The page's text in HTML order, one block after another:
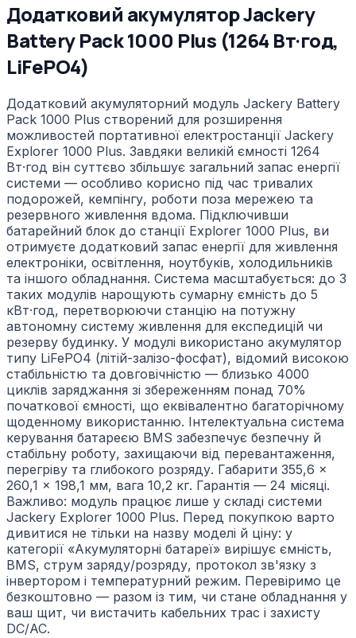
Додатковий акумулятор Jackery
Battery Pack 1000 Plus (1264 Вт·год,
LiFePO4)
Додатковий акумуляторний модуль Jackery Battery
Pack 1000 Plus створений для розширення
можливостей портативної електростанції Jackery
Explorer 1000 Plus. Завдяки великій ємності 1264
Вт·год він суттєво збільшує загальний запас енергії
системи — особливо корисно під час тривалих
подорожей, кемпінгу, роботи поза мережею та
резервного живлення вдома. Підключивши
батарейний блок до станції Explorer 1000 Plus, ви
отримуєте додатковий запас енергії для живлення
електроніки, освітлення, ноутбуків, холодильників
та іншого обладнання. Система масштабується: до 3
таких модулів нарощують сумарну ємність до 5
кВт·год, перетворюючи станцію на потужну
автономну систему живлення для експедицій чи
резерву будинку. У модулі використано акумулятор
типу LiFePO4 (літій-залізо-фосфат), відомий високою
стабільністю та довговічністю — близько 4000
циклів заряджання зі збереженням понад 70%
початкової ємності, що еквівалентно багаторічному
щоденному використанню. Інтелектуальна система
керування батареєю BMS забезпечує безпечну й
стабільну роботу, захищаючи від перевантаження,
перегріву та глибокого розряду. Габарити 355,6 ×
260,1 × 198,1 мм, вага 10,2 кг. Гарантія — 24 місяці.
Важливо: модуль працює лише у складі системи
Jackery Explorer 1000 Plus. Перед покупкою варто
дивитися не тільки на назву моделі й ціну: у
категорії «Акумуляторні батареї» вирішує ємність,
BMS, струм заряду/розряду, протокол зв'язку з
інвертором і температурний режим. Перевіримо це
безкоштовно — разом із тим, чи стане обладнання у
ваш щит, чи вистачить кабельних трас і захисту
DC/AC.